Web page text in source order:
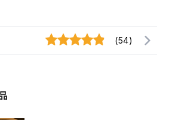
(54)